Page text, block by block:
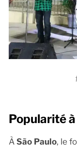
Popularité
À São Paulo, le